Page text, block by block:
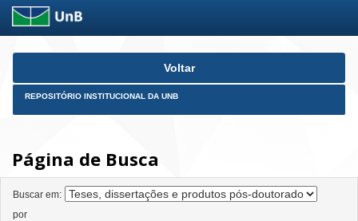
Skip
Voltar
REPOSITÓRIO INSTITUCIONAL DA UNB
Página de Busca
Buscar em:
por